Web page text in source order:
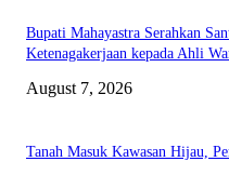
Bupati Mahayastra Serahkan
Ketenagakerjaan kepada Ahli
August 7, 2026
Tanah Masuk Kawasan Hijau,